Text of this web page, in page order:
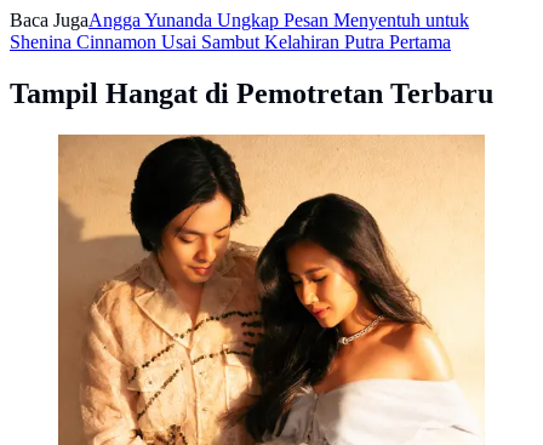
Baca JugaAngga Yunanda Ungkap Pesan Menyentuh untuk
Shenina Cinnamon Usai Sambut Kelahiran Putra Pertama
Tampil Hangat di Pemotretan Terbaru
Angga Yunanda dan Shenina Cinnamon foto maternity
(instagram.com/angga)